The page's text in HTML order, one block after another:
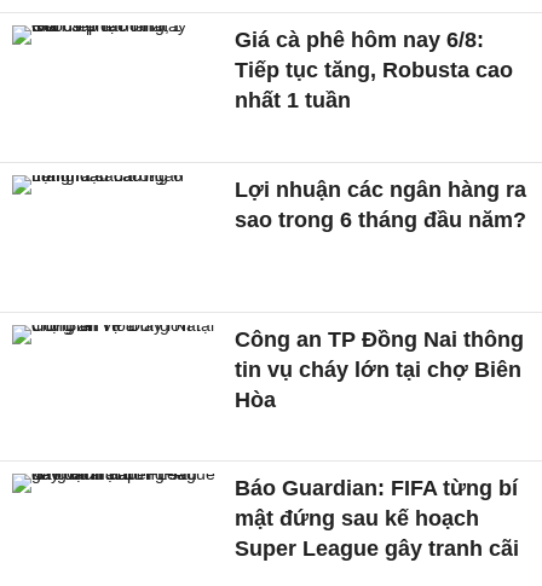
Giá cà phê hôm nay 6/8:
Tiếp tục tăng, Robusta cao
nhất 1 tuần
Lợi nhuận các ngân hàng ra
sao trong 6 tháng đầu năm?
Công an TP Đồng Nai thông
tin vụ cháy lớn tại chợ Biên
Hòa
Báo Guardian: FIFA từng bí
mật đứng sau kế hoạch
Super League gây tranh cãi